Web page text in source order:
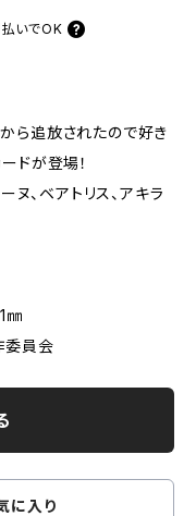
いでOK
ら追放されたので好き
ドが登場！
ヌ、ベアトリス、アキラ
㎜
委員会
に入り